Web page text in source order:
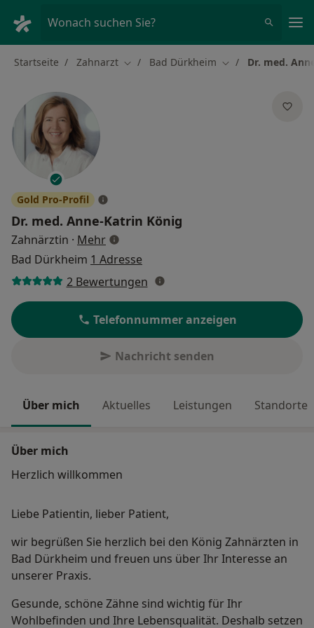
Wonach suchen Sie?
Startseite Zahnarzt Stadt ändern
Bad Dürkheim Stadt ändern
Dr. med.
Gold Pro-Profil
Dr. med. Anne-Katrin König
Zahnärztin · Mehrüber Spezialisierungen
Bad Dürkheim 1 Adresse
2 Bewertungen
Telefonnummer anzeigen
Nachricht senden
Über mich Aktuelles Leistungen Standorte
Über mich
Herzlich willkommen
Liebe Patientin, lieber Patient,
wir begrüßen Sie herzlich bei den König Zahnärzten in
Bad Dürkheim und freuen uns über Ihr Interesse an
unserer Praxis.
Gesunde, schöne Zähne sind wichtig für Ihr
Wohlbefinden und Ihre Lebensqualität. Deshalb setzen